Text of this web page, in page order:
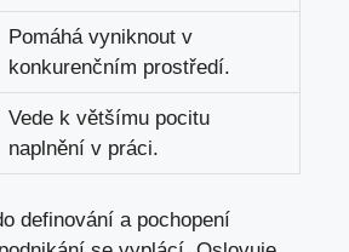
Pomáhá vyniknout v
konkurenčním prostředí.
Vede k většímu pocitu
naplnění v práci.
definování a pochopení